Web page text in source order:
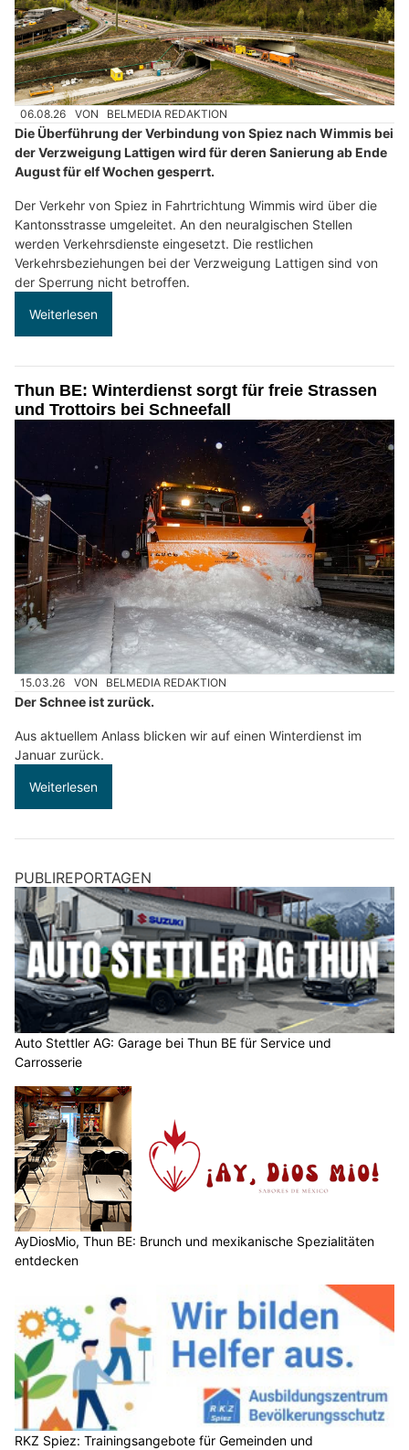
06.08.26 VON BELMEDIA REDAKTION
Die Überführung der Verbindung von Spiez nach Wimmis bei
der Verzweigung Lattigen wird für deren Sanierung ab Ende
August für elf Wochen gesperrt.
Der Verkehr von Spiez in Fahrtrichtung Wimmis wird über die
Kantonsstrasse umgeleitet. An den neuralgischen Stellen
werden Verkehrsdienste eingesetzt. Die restlichen
Verkehrsbeziehungen bei der Verzweigung Lattigen sind von
der Sperrung nicht betroffen.
Weiterlesen
Thun BE: Winterdienst sorgt für freie Strassen
und Trottoirs bei Schneefall
15.03.26 VON BELMEDIA REDAKTION
Der Schnee ist zurück.
Aus aktuellem Anlass blicken wir auf einen Winterdienst im
Januar zurück.
Weiterlesen
PUBLIREPORTAGEN
Auto Stettler AG: Garage bei Thun BE für Service und
Carrosserie
AyDiosMio, Thun BE: Brunch und mexikanische Spezialitäten
entdecken
RKZ Spiez: Trainingsangebote für Gemeinden und